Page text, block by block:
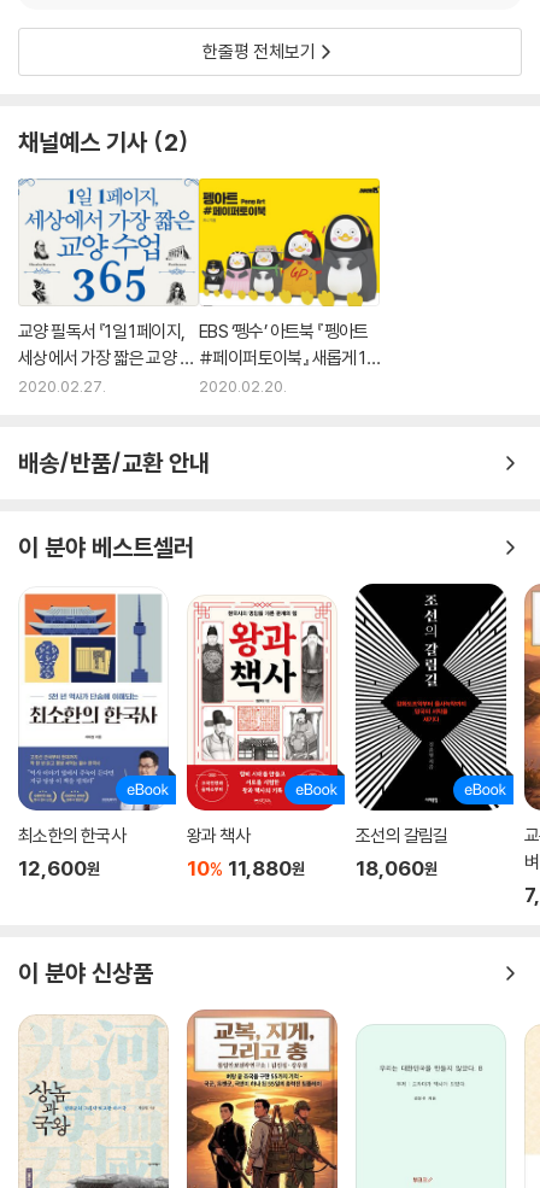
고 있다. 이것 또한 이케우치 히로시가 왜곡한 것을 아직껏 추종하고 있는
것에 불과하다. 『고려사』나 『조선왕조실록』은 물론 명나라의 정사인 『명
요하가 있고, 남쪽에 범하가 있는데 모두 요하로 들어간다… 동남쪽에 봉
집현이 있는데 옛 철령성 자리이고, 고려와 경계를 접하고 있다.” 『명사』는
철령위 서쪽에 요하가 있다고 말한다. 명나라 때 요하는 지금의 요녕성 요
하다. 그리고 이때의 봉집현은 지금의 요녕성 심양 남쪽 진상둔진이다.
왜 이완용의 비서가 선각자인가?
이인직은 국사교과서에서 신소설 『혈의 누』를 쓴 선각자로 가르쳐왔다.
『혈의 누』의 내용은 청일전쟁 때 청나라 군사에게 겁탈당할 뻔한 조선 처
녀를 일본군이 구해준다는 내용이다. 을사늑약으로 일제에 외교권을 빼앗
달라는 정치소설이었다. 1910년 일본 육군대장 데라우치 마사다케가 3대
통감으로 부임하자 데라우치가 합방청원을 제출하던 일진회와 손잡고 대
는 비밀협상을 하게 했다. 이인직은 도쿄 유학 시절의 스승이었던 통감부
외사국장 고마츠를 만나 비밀협상을 수행했다. 뿐만 아니라 이인직은 이토
히로부미가 안중근 의사에 의해 총살당했을 때 대한신문사 사장 자격으로
추도식에 가서 추도사를 낭독했던 인물이었다. 그간 국사교과서는 이런 인
물을 선각자로 가르쳐온 것이다. 이런 얼토당토않은 역사가 만들어진 이유
는 해방 이후 식민사학자들이 남한 역사학계를 장악했기 때문이다. 식민사
학의 특징은 한국사를 시간적으로, 그리고 공간적으로 축소하는 것이다.
식민사학은 한국 고대국가들의 성립연대를 끌어내려 시간을 줄이고, 한반
도 북부의 한사군과 남부의 임나일본부를 통해 공간을 줄인다. 이 책에서
는 서기 4500년경 시작된 홍산문화에 이르기까지 한민족의 시원을 추적
하고, 반도를 넘어 대륙과 열도를 자유롭게 넘나들던 우리 역사를 생생하
게 되살려냈다. 독자들의 일독을 권한다.
한줄평 전체보기
채널예스 기사 2
교양 필독서 『1일 1페이지,
세상에서 가장 짧은 교양 수
업 365』 1위 등극
2020.02.27.
EBS ‘펭수’ 아트북 『펭아트
#페이퍼토이북』 새롭게 1
위 등극
2020.02.20.
배송/반품/교환 안내
이 분야 베스트셀러
최소한의 한국사
12,600원
왕과 책사
10% 11,880원
조선의 갈림길
18,060원
5
이 분야 신상품